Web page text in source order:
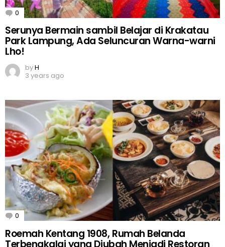
0 Comments
Serunya Bermain sambil Belajar di Krakatau
Park Lampung, Ada Seluncuran Warna-warni
Lho!
byH
3 years ago
0 Comments
Roemah Kentang 1908, Rumah Belanda
Terbengkalai yang Diubah Menjadi Restoran